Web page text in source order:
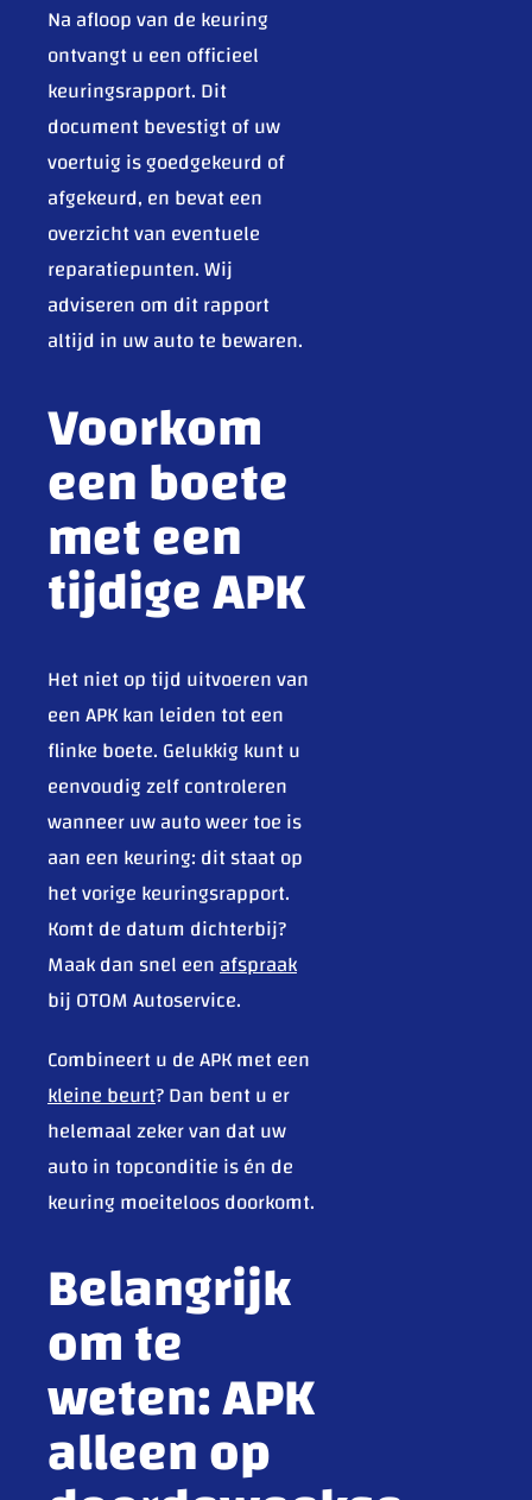
Na afloop van de keuring
ontvangt u een officieel
keuringsrapport. Dit
document bevestigt of uw
voertuig is goedgekeurd of
afgekeurd, en bevat een
overzicht van eventuele
reparatiepunten. Wij
adviseren om dit rapport
altijd in uw auto te bewaren.
Voorkom
een boete
met een
tijdige APK
Het niet op tijd uitvoeren van
een APK kan leiden tot een
flinke boete. Gelukkig kunt u
eenvoudig zelf controleren
wanneer uw auto weer toe is
aan een keuring: dit staat op
het vorige keuringsrapport.
Komt de datum dichterbij?
Maak dan snel eenafspraak
bij OTOM Autoservice.
Combineert u de APK met een
kleine beurt? Dan bent u er
helemaal zeker van dat uw
auto in topconditie is én de
keuring moeiteloos doorkomt.
Belangrijk
om te
weten: APK
alleen op